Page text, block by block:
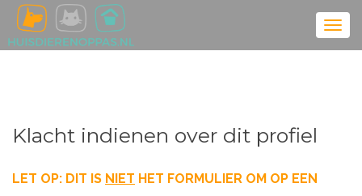
Klacht indienen over dit profiel
LET OP: DIT IS NIET HET FORMULIER OM OP EEN